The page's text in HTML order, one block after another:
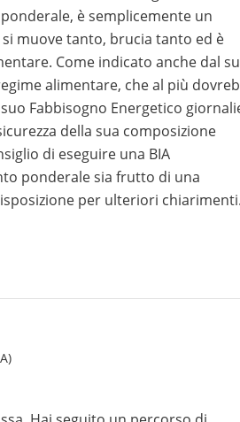
è semplicemente un
muove tanto, brucia tanto ed è
Come indicato anche dal
alimentare, che al più
Fabbisogno Energetico
della sua composizione
di eseguire una BIA
ponderale sia frutto di una
per ulteriori chiarimenti.